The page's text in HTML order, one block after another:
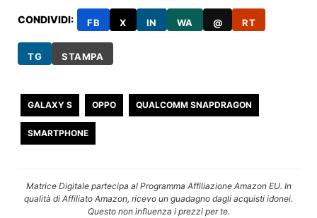
CONDIVIDI: FB X IN WA @ RT
TG STAMPA
GALAXY S OPPO QUALCOMM SNAPDRAGON
SMARTPHONE
Matrice Digitale partecipa al Programma Affiliazione Amazon EU. In
qualità di Affiliato Amazon, ricevo un guadagno dagli acquisti idonei.
Questo non influenza i prezzi per te.